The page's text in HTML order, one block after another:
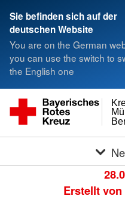
Sie befinden sich auf der
deutschen Website
You are on the German
you can use the switch to
the English one
Erstellt von